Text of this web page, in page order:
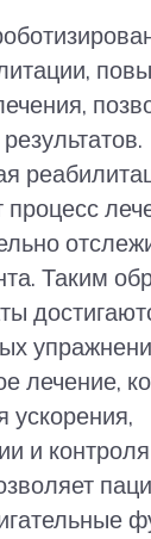
процесс
Таким
лечение,
ускорения,
и